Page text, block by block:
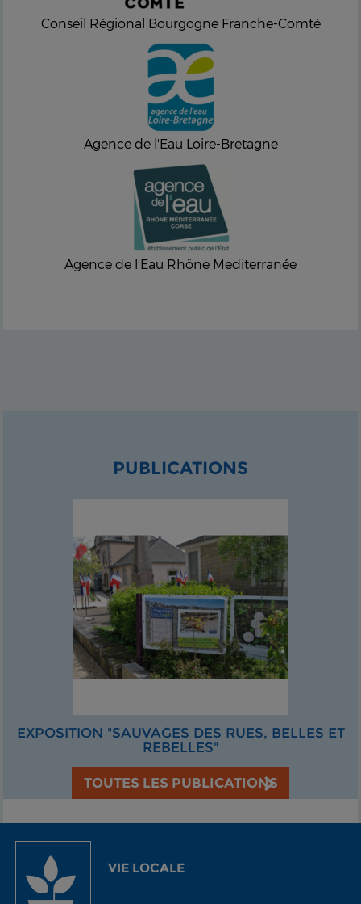
Conseil Régional Bourgogne Franche-Comté
Agence de l'Eau Loire-Bretagne
Agence de l'Eau Rhône Mediterranée
PUBLICATIONS
EXPOSITION "SAUVAGES DES RUES, BELLES ET
REBELLES"
TOUTES LES PUBLICATIONS
VIE LOCALE